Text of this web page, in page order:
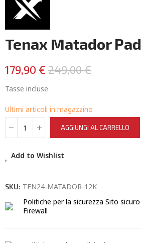
Tenax Matador
179,90 € 249,00 €
Tasse incluse
Ultimi articoli in magazzino
AGGIUNGI AL CARRELLO
Add to Wishlist
SKU: TEN24-MATADOR-12K
Politiche per la sicurezza Sito
Firewall